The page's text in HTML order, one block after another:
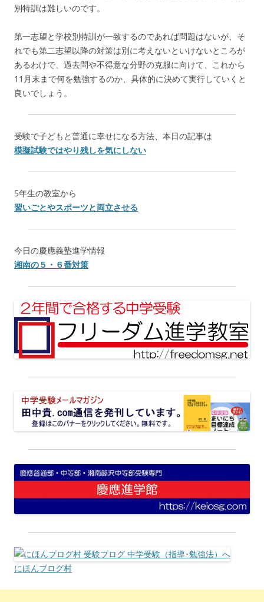
別特訓は難しいのです。
第一志望と学校別特訓が一致するのであれば問題はないが、そ
れでも第二志望以降の対策は別に考えないといけないところが
あるわけで、過去問や不得意な分野の克服に向けて、これから
11月末まで何を勉強するのか、具体的に決めて実行していくと
良いでしょう。
受験で子どもと普通に幸せになる方法、本日の記事は
模擬試験ではやり残しを気にしない
5年生の教室から
習いごとやスポーツと両立させる
今日の慶應義塾進学情報
湘南の５・６番対策
にほんブログ村